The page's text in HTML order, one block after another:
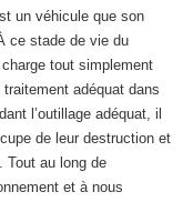
un véhicule que son
ce stade de vie du
tout simplement
adéquat dans
l’outillage adéquat, il
de leur destruction et
Tout au long de
et à nous